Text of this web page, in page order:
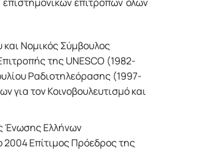
επιτροπών όλων
Νομικός Σύμβουλος
της UNESCO (1982-
Ραδιοτηλεόρασης (1997-
για τον Κοινοβουλευτισμό και
Ένωσης Ελλήνων
2004 Επίτιμος Πρόεδρος της